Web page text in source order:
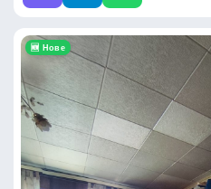
🆕 Нове